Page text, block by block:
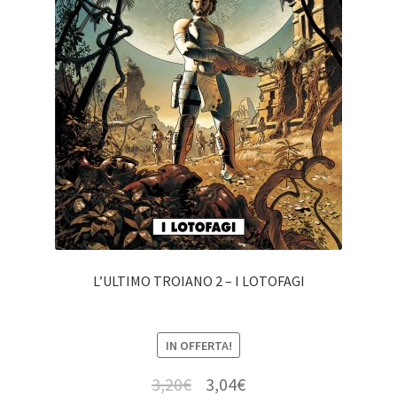
L’ULTIMO TROIANO 2 – I LOTOFAGI
IN OFFERTA!
3,20€ 3,04€